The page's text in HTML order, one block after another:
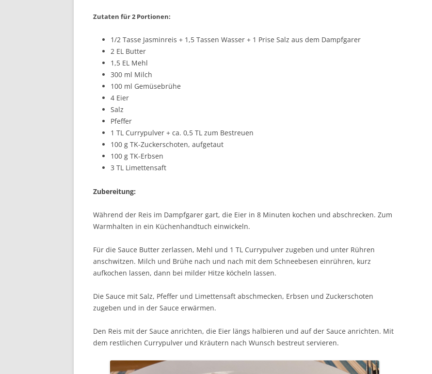
Zutaten für 2 Portionen:
1/2 Tasse Jasminreis + 1,5 Tassen Wasser + 1 Prise Salz aus dem Dampfgarer
2 EL Butter
1,5 EL Mehl
300 ml Milch
100 ml Gemüsebrühe
4 Eier
Salz
Pfeffer
1 TL Currypulver + ca. 0,5 TL zum Bestreuen
100 g TK-Zuckerschoten, aufgetaut
100 g TK-Erbsen
3 TL Limettensaft
Zubereitung:
Während der Reis im Dampfgarer gart, die Eier in 8 Minuten kochen und abschrecken. Zum
Warmhalten in ein Küchenhandtuch einwickeln.
Für die Sauce Butter zerlassen, Mehl und 1 TL Currypulver zugeben und unter Rühren
anschwitzen. Milch und Brühe nach und nach mit dem Schneebesen einrühren, kurz
aufkochen lassen, dann bei milder Hitze köcheln lassen.
Die Sauce mit Salz, Pfeffer und Limettensaft abschmecken, Erbsen und Zuckerschoten
zugeben und in der Sauce erwärmen.
Den Reis mit der Sauce anrichten, die Eier längs halbieren und auf der Sauce anrichten. Mit
dem restlichen Currypulver und Kräutern nach Wunsch bestreut servieren.